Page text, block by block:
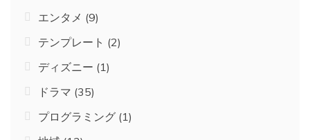
エンタメ (9)
テンプレート (2)
ディズニー (1)
ドラマ (35)
プログラミング (1)